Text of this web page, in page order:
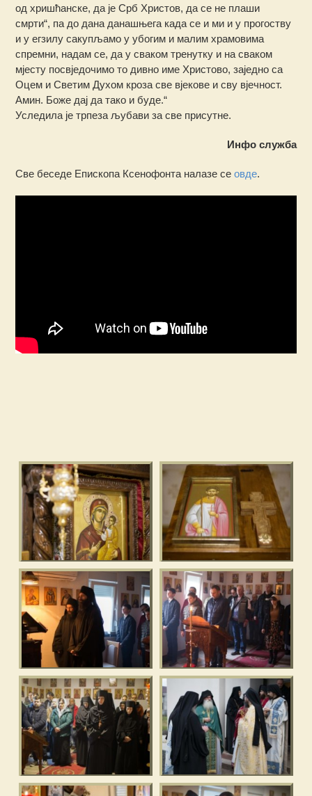
од хришћанске, да је Срб Христов, да се не плаши
смрти“, па до дана данашњега када се и ми и у прогоству
и у егзилу сакупљамо у убогим и малим храмовима
спремни, надам се, да у сваком тренутку и на сваком
мјесту посвједочимо то дивно име Христово, заједно са
Оцем и Светим Духом кроза све вјекове и сву вјечност.
Амин. Боже дај да тако и буде.“
Уследила је трпеза љубави за све присутне.
Инфо служба
Све беседе Епископа Ксенофонта налазе сеовде.